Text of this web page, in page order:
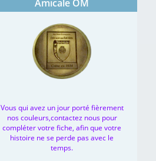
Amicale OM
Vous qui avez un jour porté fièrement
nos couleurs,contactez nous pour
compléter votre fiche, afin que votre
histoire ne se perde pas avec le
temps.